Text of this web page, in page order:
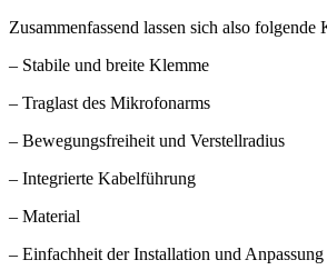
Zusammenfassend lassen sich also folgende
– Stabile und breite Klemme
– Traglast des Mikrofonarms
– Bewegungsfreiheit und Verstellradius
– Integrierte Kabelführung
– Material
– Einfachheit der Installation und Anpassung